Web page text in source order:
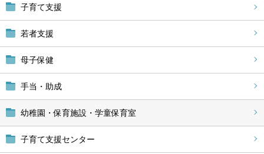
子育て支援
若者支援
母子保健
手当・助成
幼稚園・保育施設・学童保育室
子育て支援センター